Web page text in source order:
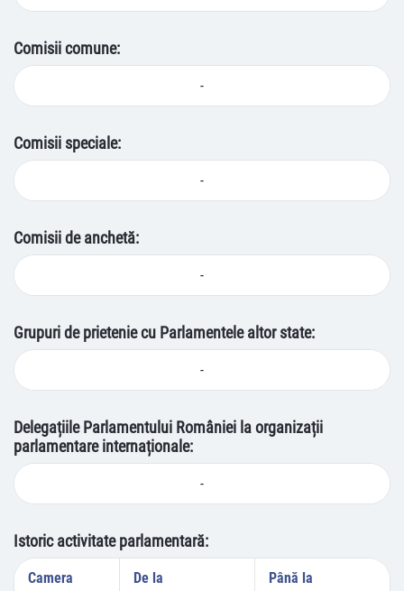
Comisii comune:
-
Comisii speciale:
-
Comisii de anchetă:
-
Grupuri de prietenie cu Parlamentele altor state:
-
Delegațiile Parlamentului României la organizații
parlamentare internaționale:
-
Istoric activitate parlamentară:
Camera De la Până la